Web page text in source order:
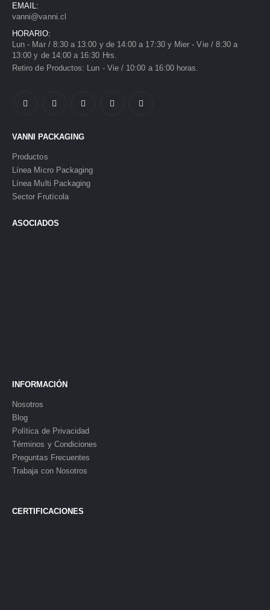
EMAIL:
vanni@vanni.cl
HORARIO:
Lun - Mar / 8:30 a 13:00 y de 14:00 a 17:30 y Mier - Vie / 8:30 a
13:00 y de 14:00 a 16:30 Hrs.
Retiro de Productos: Lun - Vie / 10:00 a 16:00 horas.
VANNI PACKAGING
Productos
Línea Micro Packaging
Línea Multi Packaging
Sector Frutícola
ASOCIADOS
INFORMACIÓN
Nosotros
Blog
Política de Privacidad
Términos y Condiciones
Preguntas Frecuentes
Trabaja con Nosotros
CERTIFICACIONES